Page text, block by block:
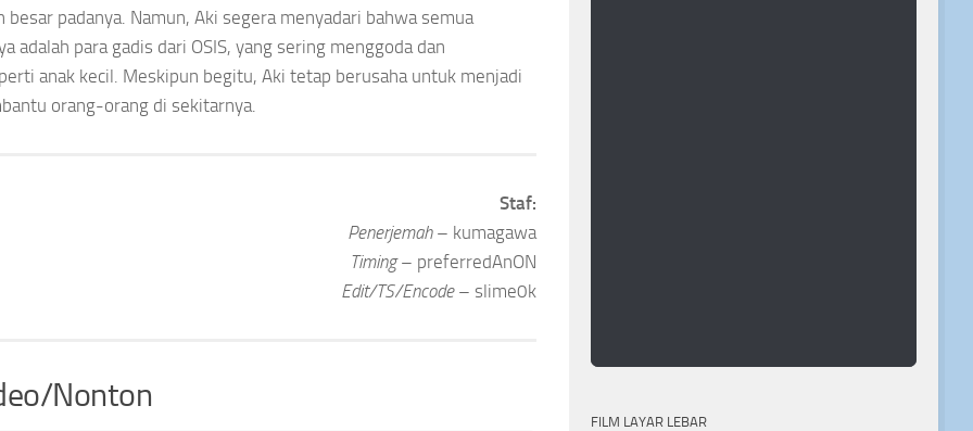
padanya. Namun, Aki segera menyadari bahwa semua
adalah para gadis dari OSIS, yang sering menggoda dan
anak kecil. Meskipun begitu, Aki tetap berusaha untuk menjadi
orang-orang di sekitarnya.
Staf:
Penerjemah– kumagawa
Timing– preferredAnON
Edit/TS/Encode– slime0k
Nonton
FILM LAYAR LEBAR